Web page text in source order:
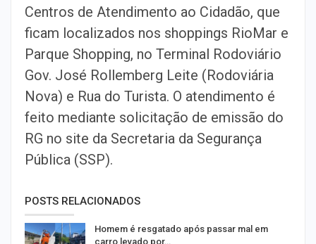
Centros de Atendimento ao Cidadão, que
ficam localizados nos shoppings RioMar e
Parque Shopping, no Terminal Rodoviário
Gov. José Rollemberg Leite (Rodoviária
Nova) e Rua do Turista. O atendimento é
feito mediante solicitação de emissão do
RG no site da Secretaria da Segurança
Pública (SSP).
POSTS RELACIONADOS
Homem é resgatado após passar mal em
carro levado por…